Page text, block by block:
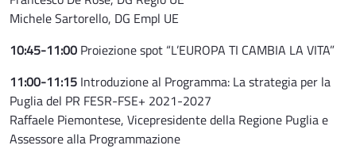
Michele Sartorello, DG Empl UE
10:45-11:00 Proiezione spot “L’EUROPA TI CAMBIA LA VITA”
11:00-11:15 Introduzione al Programma: La strategia per la
Puglia del PR FESR-FSE+ 2021-2027
Raffaele Piemontese, Vicepresidente della Regione Puglia e
Assessore alla Programmazione